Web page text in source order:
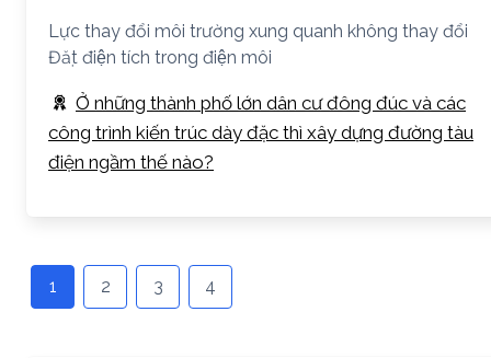
Lực thay đổi môi trường xung quanh không thay đổi
Đặt điện tích trong điện môi
Ở những thành phố lớn dân cư đông đúc và các
công trình kiến trúc dày đặc thì xây dựng đường tàu
điện ngầm thế nào?
1 2 3 4